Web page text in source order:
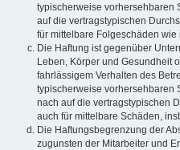
typischerweise vorhersehbaren
auf die vertragstypischen
für mittelbare Folgeschäden
Die Haftung ist gegenüber
Leben, Körper und Gesundheit
fahrlässigem Verhalten des
typischerweise vorhersehbaren
nach auf die vertragstypischen
auch für mittelbare Schäden,
Die Haftungsbegrenzung der
zugunsten der Mitarbeiter und